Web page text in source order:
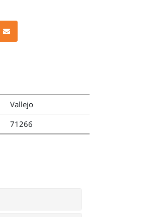
Vallejo
71266